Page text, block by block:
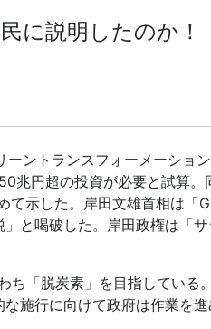
に説明したのか！
ーントランスフォーメーショ
兆円超の投資が必要と試算。
て示した。岸田文雄首相は「
と喝破した。岸田政権は「
ち「脱炭素」を目指している
施行に向けて政府は作業を進